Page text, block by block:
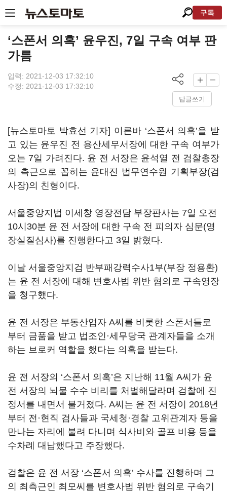
구독
‘스폰서 의혹’ 윤우진, 7일 구속 여부 판
가름
입력: 2021-12-03 17:32:10
수정: 2021-12-03 17:32:10
답글쓰기
[뉴스토마토 박효선 기자] 이른바 ‘스폰서 의혹’을 받
고 있는 윤우진 전 용산세무서장에 대한 구속 여부가
오는 7일 가려진다. 윤 전 서장은 윤석열 전 검찰총장
의 측근으로 꼽히는 윤대진 법무연수원 기획부장(검
사장)의 친형이다.
서울중앙지법 이세창 영장전담 부장판사는 7일 오전
10시30분 윤 전 서장에 대한 구속 전 피의자 심문(영
장실질심사)를 진행한다고 3일 밝혔다.
이날 서울중앙지검 반부패강력수사1부(부장 정용환)
는 윤 전 서장에 대해 변호사법 위반 혐의로 구속영장
을 청구했다.
윤 전 서장은 부동산업자 A씨를 비롯한 스폰서들로
부터 금품을 받고 법조인·세무당국 관계자들을 소개
하는 브로커 역할을 했다는 의혹을 받는다.
윤 전 서장의 ‘스폰서 의혹’은 지난해 11월 A씨가 윤
전 서장의 뇌물 수수 비리를 처벌해달라며 검찰에 진
정서를 내면서 불거졌다. A씨는 윤 전 서장이 2018년
부터 전·현직 검사들과 국세청·경찰 고위관계자 등을
만나는 자리에 불려 다니며 식사비와 골프 비용 등을
수차례 대납했다고 주장했다.
검찰은 윤 전 서장 ‘스폰서 의혹’ 수사를 진행하며 그
의 최측근인 최모씨를 변호사법 위반 혐의로 구속기